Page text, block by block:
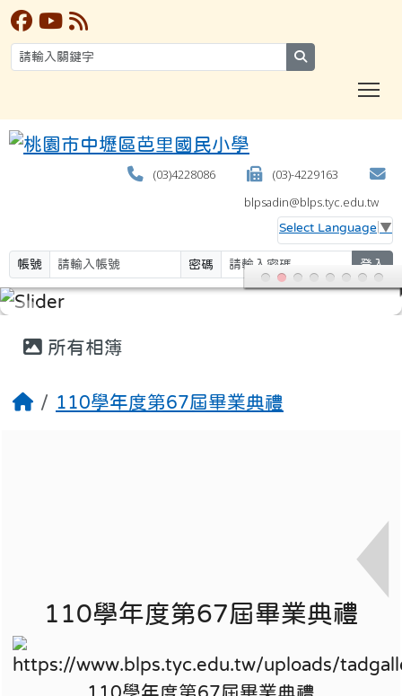
(03)4228086
(03)-4229163
blpsadin@blps.tyc.edu.tw
Select Language ▼
帳號 密碼 登入
所有相簿
110學年度第67屆畢業典禮
110學年度第67屆畢業典禮